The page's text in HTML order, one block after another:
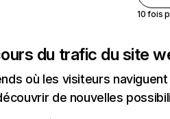
10 fois
du trafic du site
où les visiteurs
de nouvelles